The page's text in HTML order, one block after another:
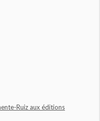
Ruiz aux éditions